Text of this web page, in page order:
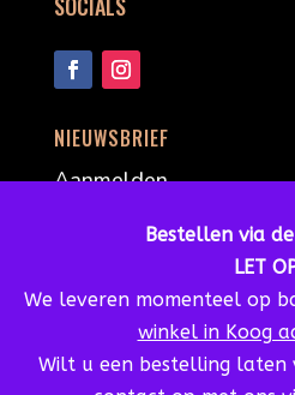
Bestellen via
LET
We leveren momenteel op
winkel in Koog
Wilt u een bestelling laten
SOCIALS
NIEUWSBRIEF
Aanmelden